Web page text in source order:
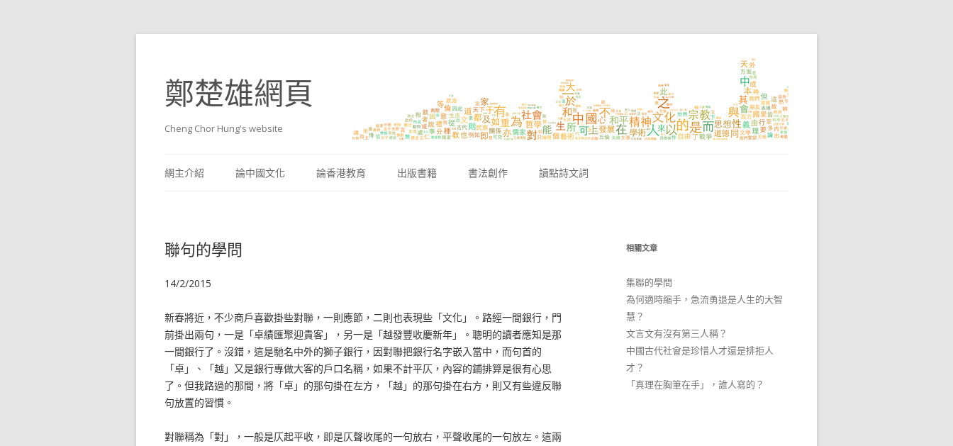
鄭楚雄網頁
Cheng Chor Hung's website
網主介紹
論中國文化 論香港教育 出版書籍 書法創作 讀點詩文詞
聯句的學問
14/2/2015
新春將近，不少商戶喜歡掛些對聯，一則應節，二則也表現些「文化」。路經一間銀行，門
前掛出兩句，一是「卓績匯聚迎貴客」，另一是「越發豐收慶新年」。聰明的讀者應知是那
一間銀行了。沒錯，這是馳名中外的獅子銀行，因對聯把銀行名字嵌入當中，而句首的
「卓」、「越」又是銀行專做大客的戶口名稱，如果不計平仄，內容的鋪排算是很有心思
了。但我路過的那間，將「卓」的那句掛在左方，「越」的那句掛在右方，則又有些違反聯
句放置的習慣。
對聯稱為「對」，一般是仄起平收，即是仄聲收尾的一句放右，平聲收尾的一句放左。這兩
相關文章
集聯的學問
為何適時縮手，急流勇退是人生的大智
慧？
文言文有沒有第三人稱？
中國古代社會是珍惜人才還是排拒人
才？
「真理在胸筆在手」，誰人寫的？